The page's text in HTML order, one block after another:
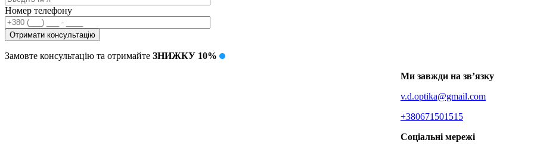
Номер телефону
Замовте консультацію та отримайте ЗНИЖКУ 10%
Ми завжди на зв’язку
v.d.optika@gmail.com
+380671501515
Соціальні мережі